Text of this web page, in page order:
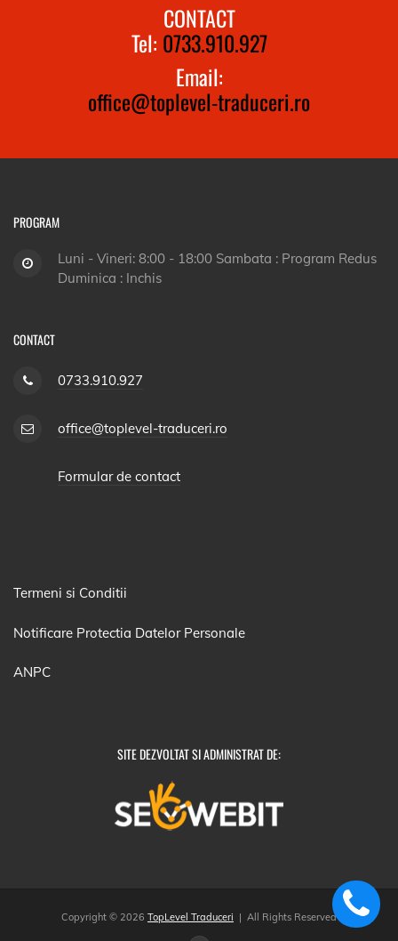
CONTACT
Tel: 0733.910.927
Email:
office@toplevel-traduceri.ro
PROGRAM
Luni - Vineri: 8:00 - 18:00 Sambata : Program Redus
Duminica : Inchis
CONTACT
0733.910.927
office@toplevel-traduceri.ro
Formular de contact
Termeni si Conditii
Notificare Protectia Datelor Personale
ANPC
SITE DEZVOLTAT SI ADMINISTRAT DE:
Copyright © 2026 TopLevel Traduceri | All Rights Reserved